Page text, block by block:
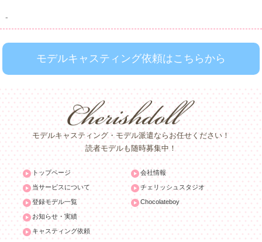
-
モデルキャスティング依頼はこちらから
モデルキャスティング・モデル派遣ならお任せください！
読者モデルも随時募集中！
トップページ
当サービスについて
登録モデル一覧
お知らせ・実績
キャスティング依頼
会社情報
チェリッシュスタジオ
Chocolateboy